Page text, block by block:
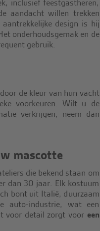
inclusief feestgastheren,
aandacht willen trekken
design is hij
onderhoudsgemak en de
gebruik.
de kleur van hun vacht
voorkeuren. Wilt u de
verkrijgen, neem dan
mascotte
die bekend staan om
dan 30 jaar. Elk kostuum
bont uit Italië, duurzaam
auto-industrie, wat een
voor detail zorgt voor een